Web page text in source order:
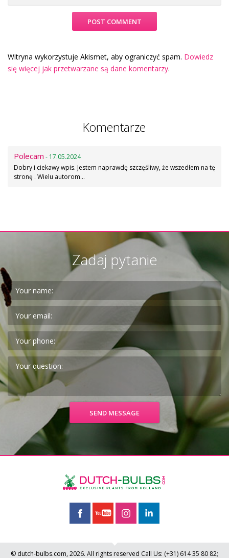
Witryna wykorzystuje Akismet, aby ograniczyć spam. Dowiedz
się więcej jak przetwarzane są dane komentarzy.
Komentarze
Polecam - 17.05.2024
Dobry i ciekawy wpis. Jestem naprawdę szczęśliwy, że wszedłem na tę
stronę . Wielu autorom…
Zadaj pytanie
© dutch-bulbs.com, 2026. All rights reserved Call Us: (+31) 614 35 80 82;